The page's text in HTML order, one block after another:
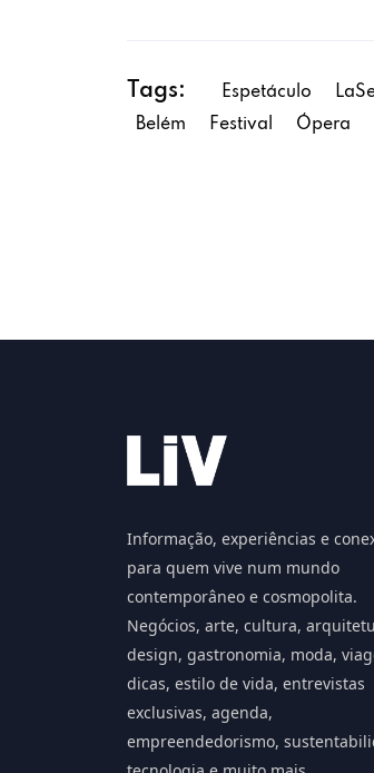
Tags: Espetáculo
Belém
Festival Ópera
Informação, experiências e
para quem vive num mundo
contemporâneo e cosmopolita.
Negócios, arte, cultura,
design, gastronomia, moda,
dicas, estilo de vida, entrevistas
exclusivas, agenda,
empreendedorismo,